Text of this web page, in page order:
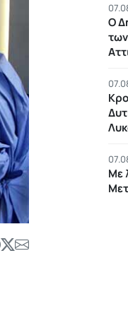
Ο
Με